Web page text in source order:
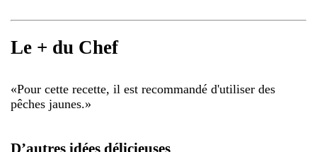
Le + du Chef
«Pour cette recette, il est recommandé d'utiliser des
pêches jaunes.»
D’autres idées délicieuses